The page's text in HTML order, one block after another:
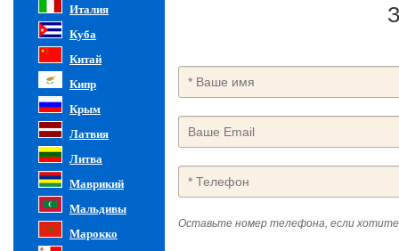
Италия
Куба
Китай
Кипр
Крым
Латвия
Литва
Маврикий
Мальдивы
Марокко
Оставьте номер телефона, если